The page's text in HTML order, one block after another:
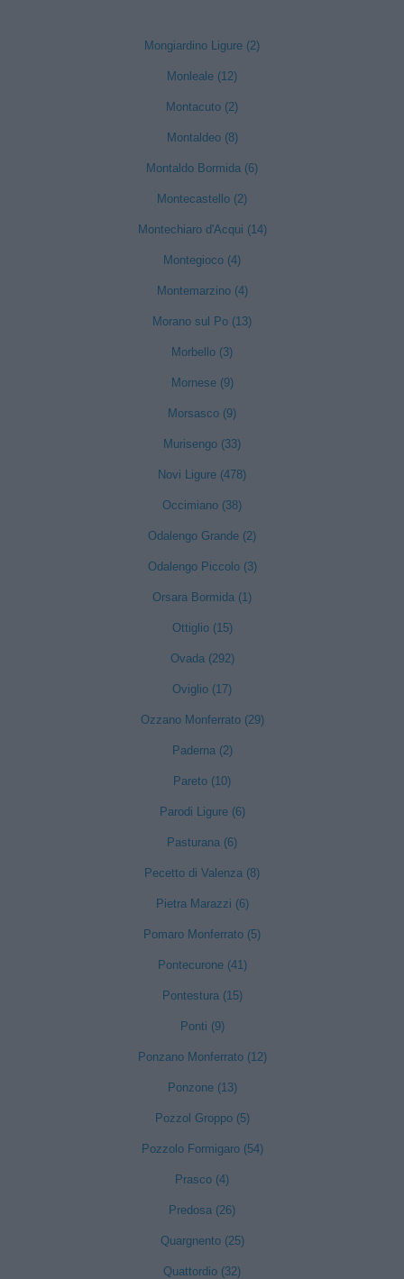
Mongiardino Ligure (2)
Monleale (12)
Montacuto (2)
Montaldeo (8)
Montaldo Bormida (6)
Montecastello (2)
Montechiaro d'Acqui (14)
Montegioco (4)
Montemarzino (4)
Morano sul Po (13)
Morbello (3)
Mornese (9)
Morsasco (9)
Murisengo (33)
Novi Ligure (478)
Occimiano (38)
Odalengo Grande (2)
Odalengo Piccolo (3)
Orsara Bormida (1)
Ottiglio (15)
Ovada (292)
Oviglio (17)
Ozzano Monferrato (29)
Paderna (2)
Pareto (10)
Parodi Ligure (6)
Pasturana (6)
Pecetto di Valenza (8)
Pietra Marazzi (6)
Pomaro Monferrato (5)
Pontecurone (41)
Pontestura (15)
Ponti (9)
Ponzano Monferrato (12)
Ponzone (13)
Pozzol Groppo (5)
Pozzolo Formigaro (54)
Prasco (4)
Predosa (26)
Quargnento (25)
Quattordio (32)